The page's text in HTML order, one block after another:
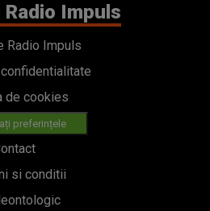
Radio Impuls
Radio Impuls
de cookies
preferințele
si conditii